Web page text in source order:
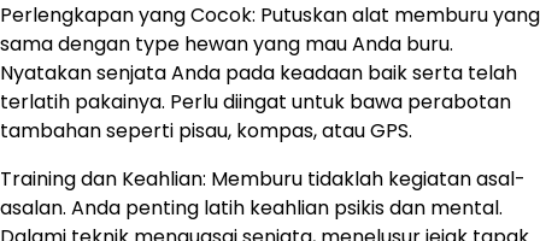
Perlengkapan yang Cocok: Putuskan alat memburu yang
sama dengan type hewan yang mau Anda buru.
Nyatakan senjata Anda pada keadaan baik serta telah
terlatih pakainya. Perlu diingat untuk bawa perabotan
tambahan seperti pisau, kompas, atau GPS.
Training dan Keahlian: Memburu tidaklah kegiatan asal-
asalan. Anda penting latih keahlian psikis dan mental.